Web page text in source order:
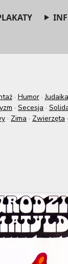
· Humor·Judaika
· Secesja ·
· Zima · Zwierzęta ·